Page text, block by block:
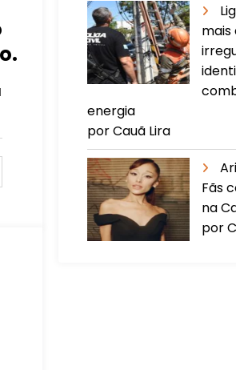
mais
energia
por Cauã Lira
Fãs
na
por